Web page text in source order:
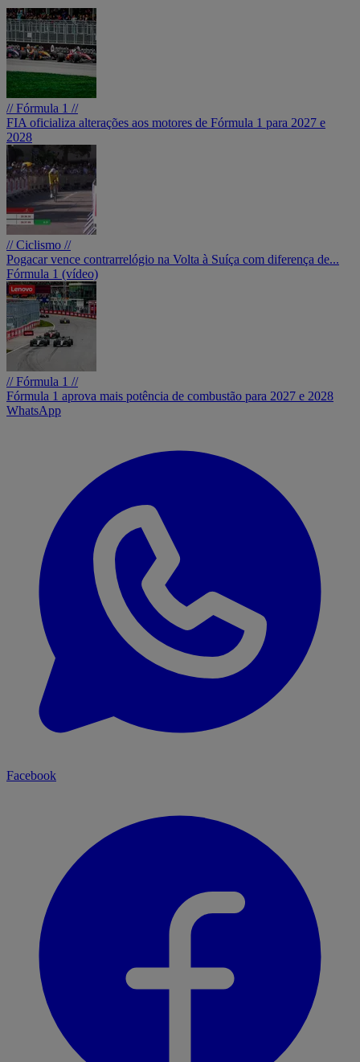
// Fórmula 1 //
FIA oficializa alterações aos motores de Fórmula 1 para 2027 e
2028
// Ciclismo //
Pogacar vence contrarrelógio na Volta à Suíça com diferença de...
Fórmula 1 (vídeo)
// Fórmula 1 //
Fórmula 1 aprova mais potência de combustão para 2027 e 2028
WhatsApp
Facebook